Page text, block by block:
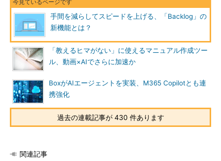
手間を減らしてスピードを上げる、「Backlog」の
新機能とは？
「教えるヒマがない」に使えるマニュアル作成ツー
ル、動画×AIでさらに加速か
BoxがAIエージェントを実装、M365 Copilotとも連
携強化
過去の連載記事が 430 件あります
関連記事